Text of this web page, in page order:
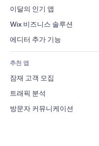
식품 및 음료
파일 공유
소식
버튼 & 메뉴
배너 및 배지
계산기
검색
일기예보
차트 및 표
메모
전화번호
커뮤니티
평가와 후기
CRM
이달의 인기 앱
Wix 비즈니스 솔루션
에디터 추가 기능
추천 앱
잠재 고객 모집
트래픽 분석
방문자 커뮤니케이션